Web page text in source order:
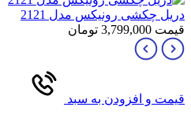
دریل چکشی رونیکس مدل 2121
قیمت 3,799,000 تومان
قیمت و افزودن به سبد